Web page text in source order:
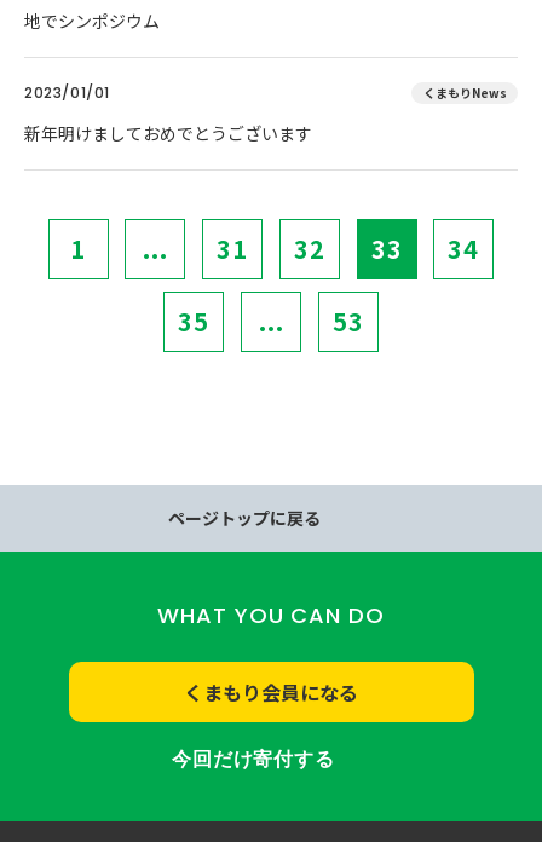
地でシンポジウム
2023/01/01 くまもりNews
新年明けましておめでとうございます
1 ... 31 32 33 34
35 ... 53
ページトップに戻る
WHAT YOU CAN DO
くまもり会員になる
今回だけ寄付する